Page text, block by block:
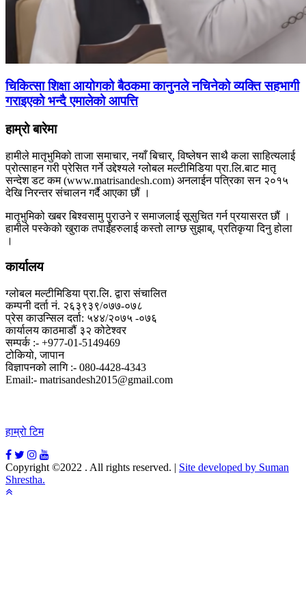
चिकित्सा शिक्षा आयोगको बैठकमा कानुनले नचिनेको व्यक्ति सहभागी
गराइएको भन्दै एमालेको आपत्ति
हाम्रो बारेमा
हामीले मातृभुमिको ताजा समाचार, नयाँ बिचार्, विष्लेषन साथै कला साहित्यलाई
प्रोत्साहन गरी प्रेसित गर्ने उद्देश्यले ग्लोबल मल्टीमिडिया प्रा.लि.बाट मातृ
सन्देश डट कम (www.matrisandesh.com) अनलाईन पत्रिका सन २०१५
देखि निरन्तर संचालन गर्दै आएका छौं ।
मातृभुमिको खबर बिश्वसामु पुराउने र समाजलाई सूसुचित गर्न प्रयासरत छौं ।
हामीले पस्केको खुराक तपाईंहरुलाई कस्तो लाग्छ सुझाब्, प्रतिकृया दिनु होला
।
कार्यालय
ग्लोबल मल्टीमिडिया प्रा.लि. द्वारा संचालित
कम्पनी दर्ता नं. २६३९३९/०७७-०७८
प्रेस काउन्सिल दर्ता: ५४४/२०७५ -०७६
कार्यालय काठमाडौं ३२ कोटेश्वर
सम्पर्क :- +977-01-5149469
टोकियो, जापान
विज्ञापनको लागि :- 080-4428-4343
Email:- matrisandesh2015@gmail.com
हाम्रो टिम
Copyright ©2022 . All rights reserved. | Site developed by Suman
Shrestha.